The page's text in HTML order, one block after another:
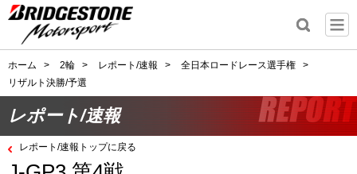
ホーム > 2輪 > レポート/速報 > 全日本ロードレース選手権
>
リザルト決勝/予選
レポート/速報
レポート/速報トップに戻る